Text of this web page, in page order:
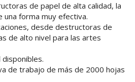
de papel de alta calidad, la
una forma muy efectiva.
desde destructoras de
de alto nivel para las artes
de trabajo de más de 2000 hojas